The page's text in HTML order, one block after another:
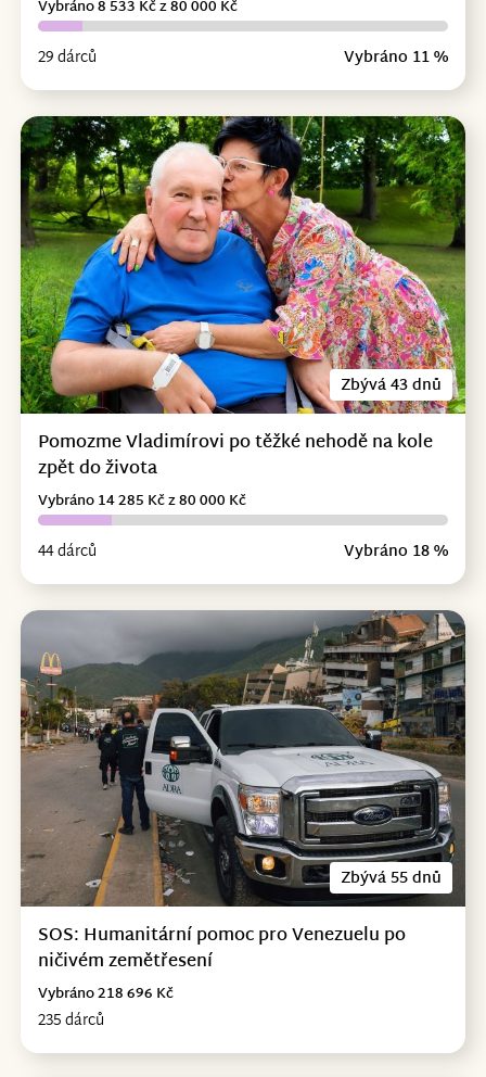
29 dárců Vybráno 11 %
Vybráno 8 533 Kč z 80 000 Kč
Zbývá 43 dnů
Pomozme Vladimírovi po těžké nehodě na kole
zpět do života
44 dárců Vybráno 18 %
Vybráno 14 285 Kč z 80 000 Kč
Zbývá 55 dnů
SOS: Humanitární pomoc pro Venezuelu po
ničivém zemětřesení
235 dárců
Vybráno 218 696 Kč